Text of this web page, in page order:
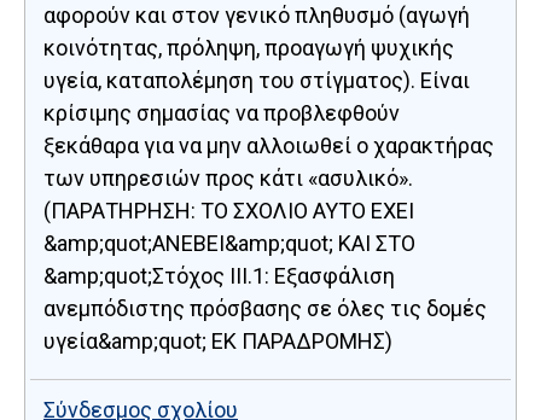
αφορούν και στον γενικό πληθυσμό (αγωγή
κοινότητας, πρόληψη, προαγωγή ψυχικής
υγεία, καταπολέμηση του στίγματος). Είναι
κρίσιμης σημασίας να προβλεφθούν
ξεκάθαρα για να μην αλλοιωθεί ο χαρακτήρας
των υπηρεσιών προς κάτι «ασυλικό».
(ΠΑΡΑΤΗΡΗΣΗ: ΤΟ ΣΧΟΛΙΟ ΑΥΤΟ ΕΧΕΙ
&amp;quot;ΑΝΕΒΕΙ&amp;quot; ΚΑΙ ΣΤΟ
&amp;quot;Στόχος ΙII.1: Εξασφάλιση
ανεμπόδιστης πρόσβασης σε όλες τις δομές
υγεία&amp;quot; ΕΚ ΠΑΡΑΔΡΟΜΗΣ)
Σύνδεσμος σχολίου